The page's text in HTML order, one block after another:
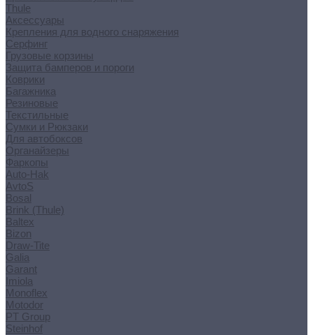
Thule
Аксессуары
Крепления для водного снаряжения
Серфинг
Грузовые корзины
Защита бамперов и пороги
Коврики
Багажника
Резиновые
Текстильные
Сумки и Рюкзаки
Для автобоксов
Органайзеры
Фаркопы
Auto-Hak
AvtoS
Bosal
Brink (Thule)
Baltex
Bizon
Draw-Tite
Galia
Garant
Imiola
Monoflex
Motodor
PT Group
Steinhof